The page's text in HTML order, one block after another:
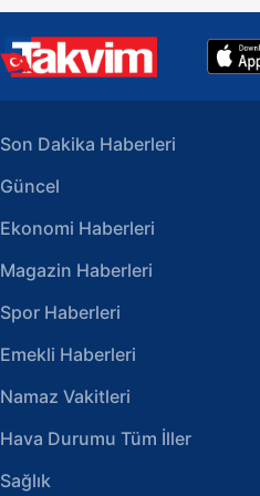
Son Dakika Haberleri
Güncel
Ekonomi Haberleri
Magazin Haberleri
Spor Haberleri
Emekli Haberleri
Namaz Vakitleri
Hava Durumu Tüm İller
Sağlık